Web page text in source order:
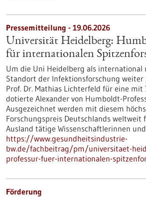
Pressemitteilung - 19.06.2026
Universität Heidelberg:
für internationalen
Um die Uni Heidelberg als international
Standort der Infektionsforschung weiter
Prof. Dr. Mathias Lichterfeld für eine mit
dotierte Alexander von Humboldt-
Ausgezeichnet werden mit diesem
Forschungspreis Deutschlands weltweit
Ausland tätige Wissenschaftlerinnen
https://www.gesundheitsindustrie-
bw.de/fachbeitrag/pm/universitaet-
professur-fuer-internationalen-
Förderung